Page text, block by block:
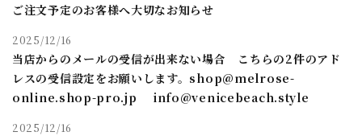
ご注文予定のお客様へ大切なお知らせ
2025/12/16
当店からのメールの受信が出来ない場合 こちらの2件のアド
レスの受信設定をお願いします。shop@melrose-
online.shop-pro.jp info@venicebeach.style
2025/12/16